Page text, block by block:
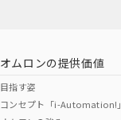
オムロンの提供価値
目指す姿
コンセプト「i-Automation!」